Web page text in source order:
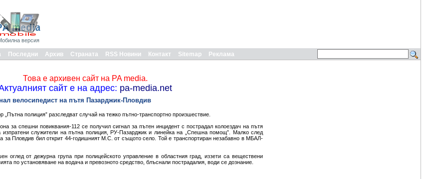
версия
Последни Архив Страната RSS Новини Контакт Sitemap Реклама
Това е архивен сайт на PA media.
сайт е на адрес: pa-media.net
велосипедист на пътя Пазарджик-Пловдив
полиция” разследват случай на тежко пътно-транспортно произшествие.
за спешни повиквания-112 се получил сигнал за пътен инцидент с пострадал колоездач на пътя
служители на пътна полиция, РУ-Пазарджик и линейка на „Спешна помощ”. Малко след
за Пловдив бил открит 44-годишният М.С. от същото село. Той е транспортиран незабавно в МБАЛ-
оглед от дежурна група при полицейското управление в областния град, иззети са веществени
по установяване на водача и превозното средство, блъснали пострадалия, води се дознание.